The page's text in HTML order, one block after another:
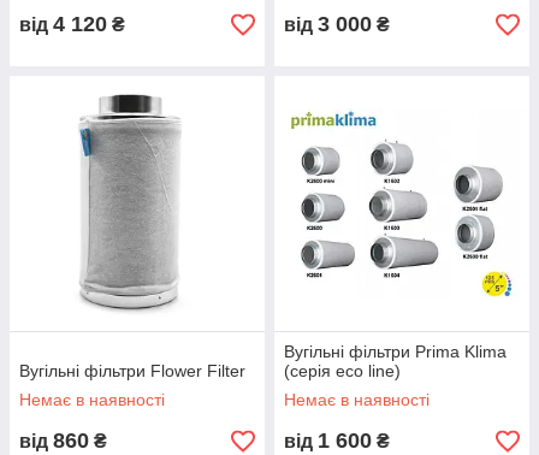
від 4 120 ₴ від 3 000 ₴
Вугільні фільтри Flower Filter
Немає в наявності
від 860 ₴
Вугільні фільтри Prima Klima
(серія eco line)
Немає в наявності
від 1 600 ₴